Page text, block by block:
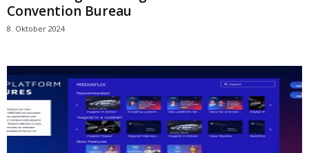
Convention Bureau
8. Oktober 2024